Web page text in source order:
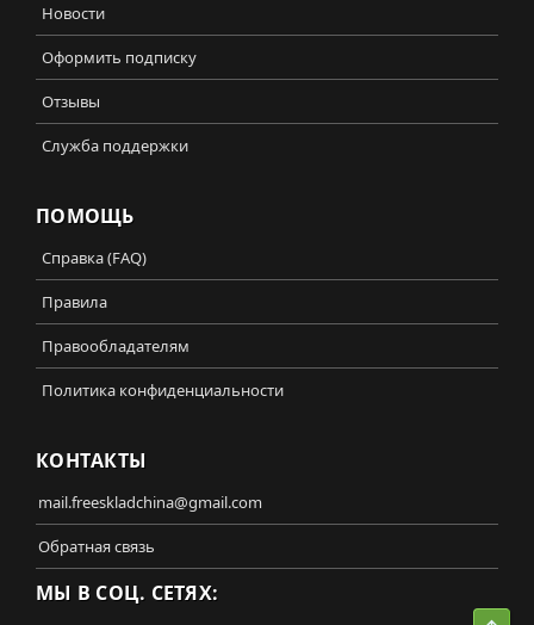
Новости
Оформить подписку
Отзывы
Служба поддержки
ПОМОЩЬ
Справка (FAQ)
Правила
Правообладателям
Политика конфиденциальности
КОНТАКТЫ
mail.freeskladchina@gmail.com
Обратная связь
МЫ В СОЦ. СЕТЯХ: